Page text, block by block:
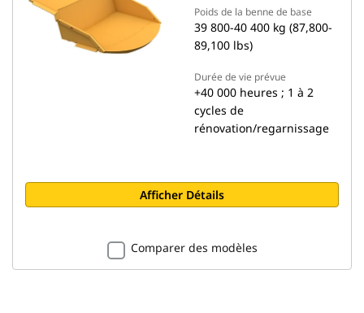
Poids de la benne de base
39 800-40 400 kg (87,800-
89,100 lbs)
Durée de vie prévue
+40 000 heures ; 1 à 2
cycles de
rénovation/regarnissage
Afficher Détails
Comparer des modèles